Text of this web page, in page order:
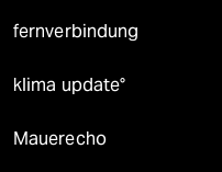
fernverbindung
klima update°
Mauerecho